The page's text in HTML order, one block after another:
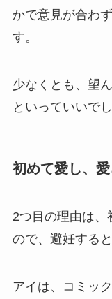
かで意見が合わ
す。
少なくとも、望
といっていいでし
初めて愛し、
2つ目の理由は、
ので、避妊する
アイは、コミッ